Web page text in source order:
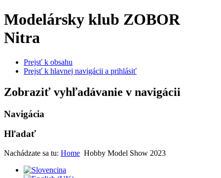
Modelársky klub ZOBOR
Nitra
Prejsť k obsahu
Prejsť k hlavnej navigácii a prihlásiť
Zobraziť vyhľadávanie v navigácii
Navigácia
Hľadať
Nachádzate sa tu: Home Hobby Model Show 2023